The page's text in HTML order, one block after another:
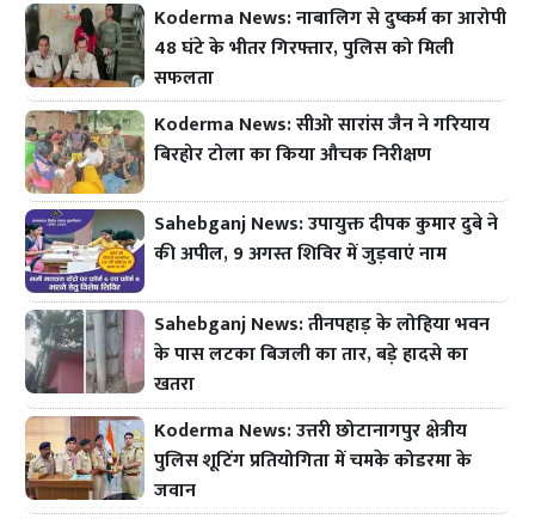
Koderma News: नाबालिग से दुष्कर्म का आरोपी
48 घंटे के भीतर गिरफ्तार, पुलिस को मिली
सफलता
Koderma News: सीओ सारांस जैन ने गरियाय
बिरहोर टोला का किया औचक निरीक्षण
Sahebganj News: उपायुक्त दीपक कुमार दुबे ने
की अपील, 9 अगस्त शिविर में जुड़वाएं नाम
Sahebganj News: तीनपहाड़ के लोहिया भवन
के पास लटका बिजली का तार, बड़े हादसे का
खतरा
Koderma News: उत्तरी छोटानागपुर क्षेत्रीय
पुलिस शूटिंग प्रतियोगिता में चमके कोडरमा के
जवान